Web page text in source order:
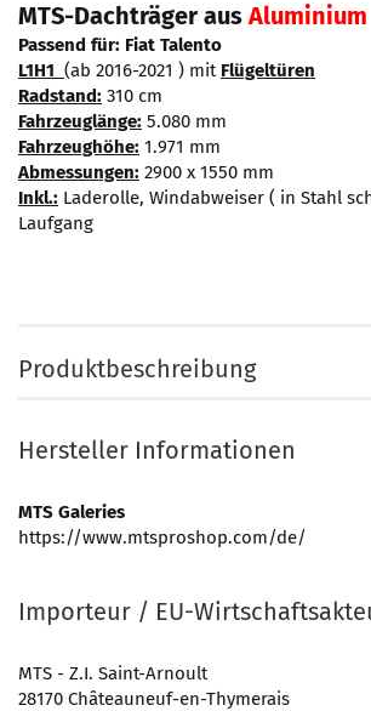
MTS-Dachträger ausAluminium
Passend für: Fiat Talento
L1H1 (ab 2016-2021 ) mit Flügeltüren
Radstand: 310 cm
Fahrzeuglänge: 5.080 mm
Fahrzeughöhe: 1.971 mm
Abmessungen: 2900 x 1550 mm
Inkl.: Laderolle, Windabweiser ( in Stahl
Laufgang
Produktbeschreibung
Hersteller Informationen
MTS Galeries
https://www.mtsproshop.com/de/
Importeur / EU-
MTS - Z.I. Saint-Arnoult
28170 Châteauneuf-en-Thymerais